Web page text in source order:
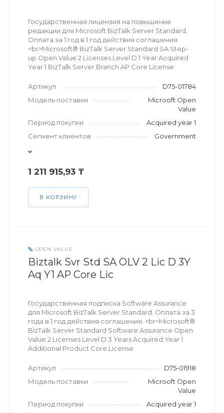
Государственная лицензия на повышение
редакции для Microsoft BizTalk Server Standard.
Оплата за 1 год в 1 год действия соглашения.
<br>Microsoft® BizTalk Server Standard SA Step-
up Open Value 2 Licenses Level D 1 Year Acquired
Year 1 BizTalk Server Branch AP Core License
Артикул
D75-01784
Модель поставки
Microoft Open
Value
Период покупки
Acquired year 1
Сегмент клиентов
Government
1 211 915,93 ₸
В КОРЗИНУ
OPEN VALUE
Biztalk Svr Std SA OLV 2 Lic D 3Y
Aq Y1 AP Core Lic
Государственная подписка Software Assurance
для Microsoft BizTalk Server Standard. Оплата за 3
года в 1 год действия соглашения. <br>Microsoft®
BizTalk Server Standard Software Assurance Open
Value 2 Licenses Level D 3 Years Acquired Year 1
Additional Product Core License
Артикул
D75-01918
Модель поставки
Microoft Open
Value
Период покупки
Acquired year 1